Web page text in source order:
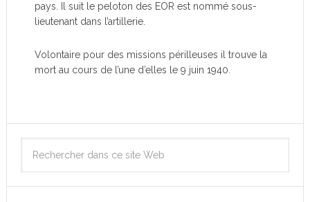
pays. Il suit le peloton des EOR est nommé sous-
lieutenant dans l’artillerie.
Volontaire pour des missions périlleuses il trouve la
mort au cours de l’une d’elles le 9 juin 1940.